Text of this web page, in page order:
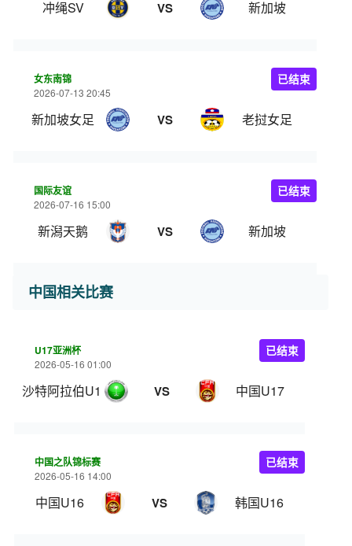
冲绳SV VS 新加坡
女东南锦
2026-07-13 20:45
新加坡女足 VS 老挝女足
已结束
国际友谊
2026-07-16 15:00
新潟天鹅 VS 新加坡
已结束
中国相关比赛
U17亚洲杯
2026-05-16 01:00
沙特阿拉伯U17 VS 中国U17
已结束
中国之队锦标赛
2026-05-16 14:00
中国U16 VS 韩国U16
已结束